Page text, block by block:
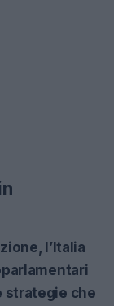
l’Italia
strategie che